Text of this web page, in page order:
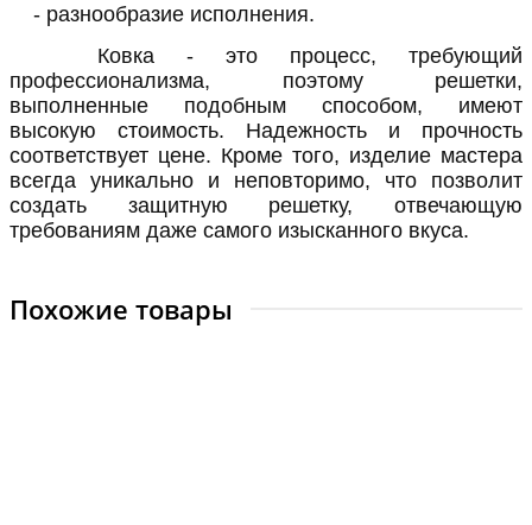
- разнообразие исполнения.
Ковка - это процесс, требующий
профессионализма, поэтому решетки,
выполненные подобным способом, имеют
высокую стоимость. Надежность и прочность
соответствует цене. Кроме того, изделие мастера
всегда уникально и неповторимо, что позволит
создать защитную решетку, отвечающую
требованиям даже самого изысканного вкуса.
Похожие товары